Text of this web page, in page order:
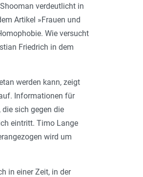
verdeutlicht in
Artikel »Frauen und
Wie versucht
Friedrich in dem
werden kann, zeigt
Informationen für
sich gegen die
eintritt. Timo Lange
wird um
in einer Zeit, in der